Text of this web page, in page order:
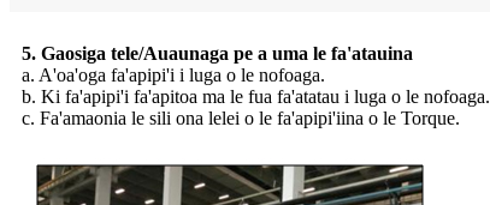
5. Gaosiga tele/Auaunaga pe a uma le fa'atauina
a. A'oa'oga fa'apipi'i i luga o le nofoaga.
b. Ki fa'apipi'i fa'apitoa ma le fua fa'atatau i luga o le nofoaga.
c. Fa'amaonia le sili ona lelei o le fa'apipi'iina o le Torque.